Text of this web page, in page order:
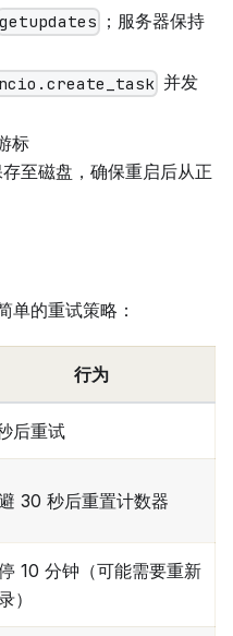
getupdates ；服务器保持
并发
标
存至磁盘，确保重启后从正
单的重试策略：
行为
后重试
30 秒后重置计数器
10 分钟（可能需要重新
）